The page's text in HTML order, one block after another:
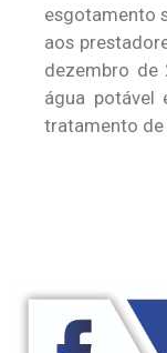
esgotamento
aos
dezembro de
água potável
tratamento de